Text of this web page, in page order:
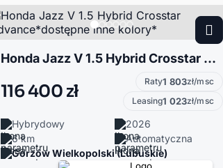
Honda Jazz V 1.5 Hybrid Crosstar Advance*dostępne inne kolory*
116 400 zł Raty1 803zł/msc
Leasing1 023zł/msc
Hybrydowy
2026
6 km
Automatyczna
Gorzów Wielkopolski (Lubuskie)